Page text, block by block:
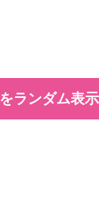
ランダム表示